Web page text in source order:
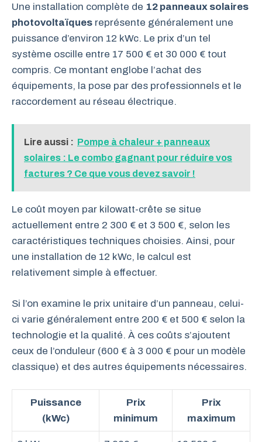
Une installation complète de 12 panneaux solaires
photovoltaïques représente généralement une
puissance d’environ 12 kWc. Le prix d’un tel
système oscille entre 17 500 € et 30 000 € tout
compris. Ce montant englobe l’achat des
équipements, la pose par des professionnels et le
raccordement au réseau électrique.
Lire aussi : Pompe à chaleur + panneaux
solaires : Le combo gagnant pour réduire vos
factures ? Ce que vous devez savoir !
Le coût moyen par kilowatt-crête se situe
actuellement entre 2 300 € et 3 500 €, selon les
caractéristiques techniques choisies. Ainsi, pour
une installation de 12 kWc, le calcul est
relativement simple à effectuer.
Si l’on examine le prix unitaire d’un panneau, celui-
ci varie généralement entre 200 € et 500 € selon la
technologie et la qualité. À ces coûts s’ajoutent
ceux de l’onduleur (600 € à 3 000 € pour un modèle
classique) et des autres équipements nécessaires.
Puissance
(kWc)
Prix
minimum
Prix
maximum